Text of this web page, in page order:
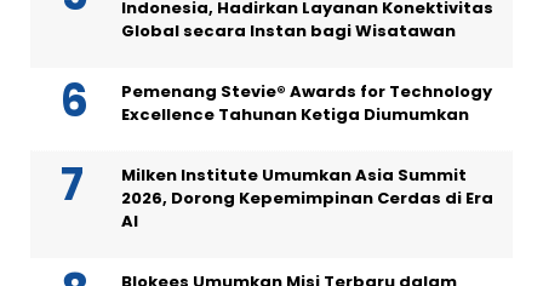
Indonesia, Hadirkan Layanan Konektivitas
Global secara Instan bagi Wisatawan
Pemenang Stevie® Awards for Technology
Excellence Tahunan Ketiga Diumumkan
Milken Institute Umumkan Asia Summit
2026, Dorong Kepemimpinan Cerdas di Era
AI
Blokees Umumkan Misi Terbaru dalam